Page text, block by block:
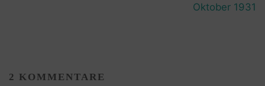
Oktober 1931
2 KOMMENTARE